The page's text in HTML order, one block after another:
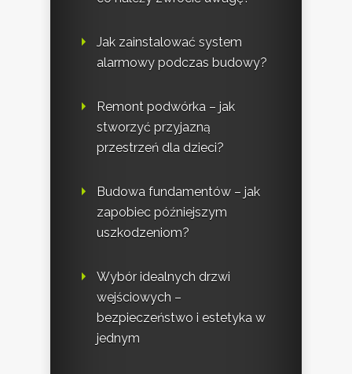
Jak zainstalować system
alarmowy podczas budowy?
Remont podwórka – jak
stworzyć przyjazną
przestrzeń dla dzieci?
Budowa fundamentów – jak
zapobiec późniejszym
uszkodzeniom?
Wybór idealnych drzwi
wejściowych –
bezpieczeństwo i estetyka w
jednym